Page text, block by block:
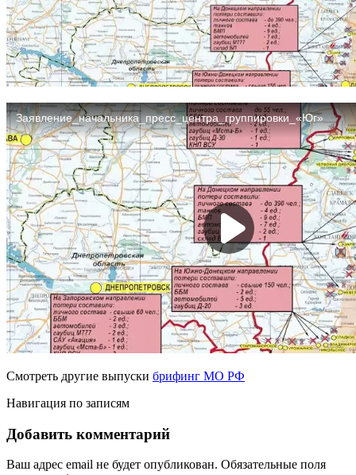
Смотреть другие выпуски брифинг МО РФ
Навигация по записям
Добавить комментарий
Ваш адрес email не будет опубликован. Обязательные поля